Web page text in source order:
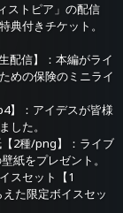
ストピア」の配信
典付きチケット。
配信】：本編がライ
めの保険のミニライ
】：アイデスが皆様
した。
2種/png】：ライブ
紙をプレゼント。
スセット【1
た限定ボイスセッ